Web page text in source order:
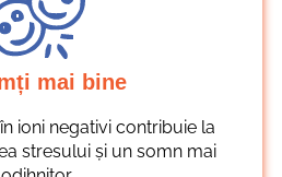
mai bine
ioni negativi contribuie la
stresului și un somn mai